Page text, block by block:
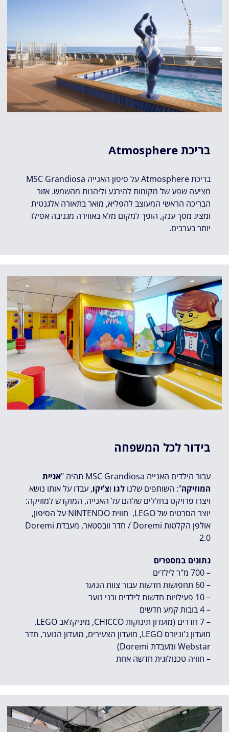
בריכת Atmosphere
בריכת Atmosphere על סיפון האנייה MSC Grandiosa
מציעה שפע של מקומות להירגע וליהנות מהשמש. אזור
הבריכה הראשי המעוצב להפליא, מואר בתאורה אלגנטית
ומציג מסך ענק, הופך למקום מלא באווירה מגניבה אפילו
יותר בערבים.
בידור לכל המשפחה
עבור הילדים האנייה MSC Grandiosa תהיה "
אניית
המוזיקה": השותפים שלנולגו וצ’יקו, עבדו על אותו נושא
ויצרו פרויקט בחללים שלהם על האנייה, המוקדש למוזיקה:
יוצר הסרטים של LEGO, חווית NINTENDO על הסיפון,
אולפן הקלטות Doremi / חדר וובסטאר, מעבדת Doremi
2.0
נתונים במספרים
– 700 מ"ר לילדים
– 60 תחפושות חדשות עבור צוות הנוער
– 10 פעילויות חדשות לילדים ובני נוער
– 4 בובות קמע חדשים
– 7 חדרים (מועדון תינוקות CHICCO, מיניקלאב LEGO,
מועדון ג'וניורס LEGO, מועדון הצעירים, מועדון הנוער, חדר
Webstar ומעבדת Doremi)
– חוויה טכנולוגית חדשה אחת